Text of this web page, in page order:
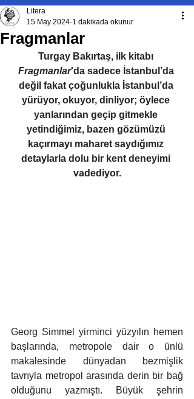
Fragmanlar
Litera
15 May 2024 1 dakikada okunur
Turgay Bakırtaş, ilk kitabı
Fragmanlar'da sadece İstanbul’da
değil fakat çoğunlukla İstanbul’da
yürüyor, okuyor, dinliyor; öylece
yanlarından geçip gitmekle
yetindiğimiz, bazen gözümüzü
kaçırmayı maharet saydığımız
detaylarla dolu bir kent deneyimi
vadediyor.
Georg Simmel yirminci yüzyılın hemen
başlarında, metropole dair o ünlü
makalesinde dünyadan bezmişlik
tavrıyla metropol arasında derin bir bağ
olduğunu yazmıştı. Büyük şehrin